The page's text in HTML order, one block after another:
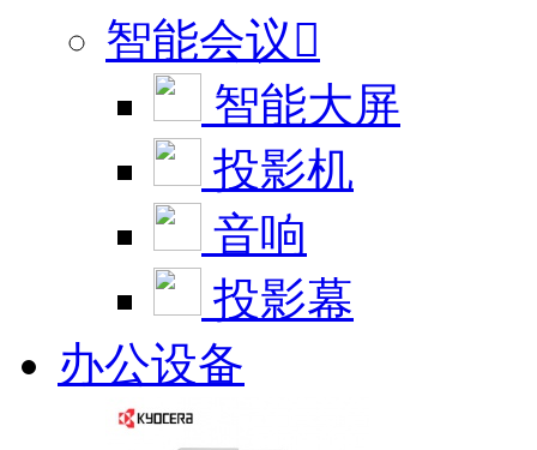
智能会议
智能大屏
投影机
音响
投影幕
办公设备